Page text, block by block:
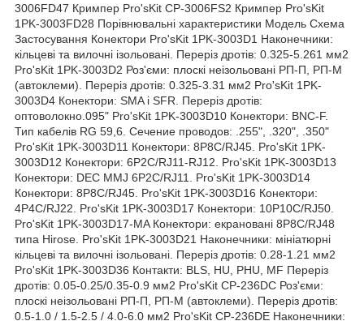
3006FD47 Кримпер Pro'sKit CP-3006FS2 Кримпер Pro'sKit
1PK-3003FD28 Порівнювальні характеристики Модель Схема
Застосування Конектори Pro'sKit 1PK-3003D1 Наконечники:
кільцеві та вилочні ізольовані. Переріз дротів: 0.325-5.261 мм2
Pro'sKit 1PK-3003D2 Роз'єми: плоскі неізольовані РП-П, РП-М
(автоклеми). Переріз дротів: 0.325-3.31 мм2 Pro'sKit 1PK-
3003D4 Конектори: SMA і SFR. Переріз дротів:
оптоволокно.095" Pro'sKit 1PK-3003D10 Конектори: BNC-F.
Тип кабелів RG 59,6. Сечение проводов: .255", .320", .350"
Pro'sKit 1PK-3003D11 Конектори: 8P8C/RJ45. Pro'sKit 1PK-
3003D12 Конектори: 6P2C/RJ11-RJ12. Pro'sKit 1PK-3003D13
Конектори: DEC MMJ 6P2C/RJ11. Pro'sKit 1PK-3003D14
Конектори: 8P8C/RJ45. Pro'sKit 1PK-3003D16 Конектори:
4P4C/RJ22. Pro'sKit 1PK-3003D17 Конектори: 10P10C/RJ50.
Pro'sKit 1PK-3003D17-MA Конектори: екрановані 8P8C/RJ48
типа Hirose. Pro'sKit 1PK-3003D21 Наконечники: мініатюрні
кільцеві та вилочні ізольовані. Переріз дротів: 0.28-1.21 мм2
Pro'sKit 1PK-3003D36 Контакти: BLS, HU, PHU, MF Переріз
дротів: 0.05-0.25/0.35-0.9 мм2 Pro'sKit CP-236DC Роз'єми:
плоскі неізольовані РП-П, РП-М (автоклеми). Переріз дротів:
0.5-1.0 / 1.5-2.5 / 4.0-6.0 мм2 Pro'sKit CP-236DE Наконечники: